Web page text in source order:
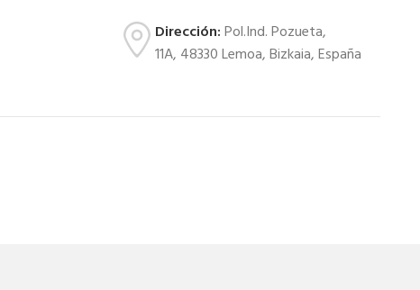
Dirección:Pol.Ind. Pozueta,
11A, 48330 Lemoa, Bizkaia, España